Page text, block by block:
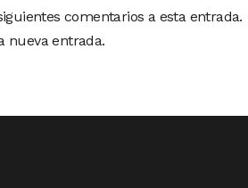
comentarios a esta entrada.
nueva entrada.